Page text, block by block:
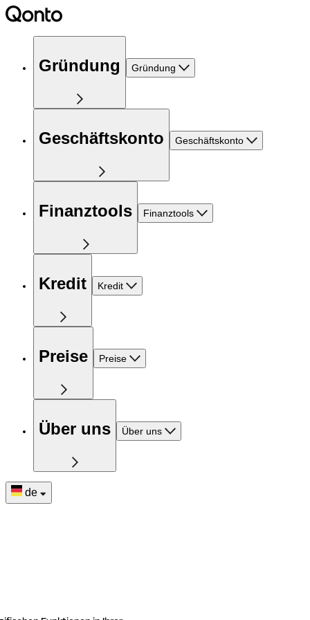
Gründung Gründung
Geschäftskonto Geschäftskonto
Finanztools Finanztools
Kredit Kredit
Preise Preise
Über uns Über uns
de